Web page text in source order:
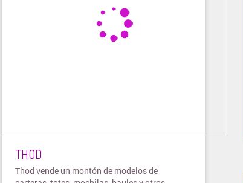
THOD
Thod vende un montón de modelos de